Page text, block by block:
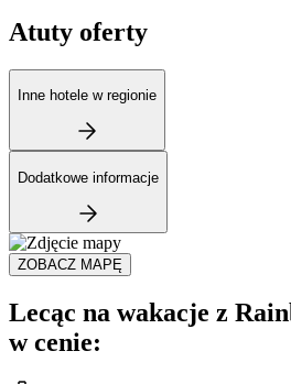
Atuty oferty
Inne hotele w regionie
Dodatkowe informacje
ZOBACZ MAPĘ
Lecąc na wakacje z
w cenie: